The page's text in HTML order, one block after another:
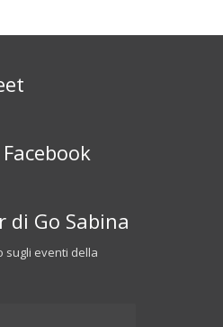
di Go Sabina
sugli eventi della